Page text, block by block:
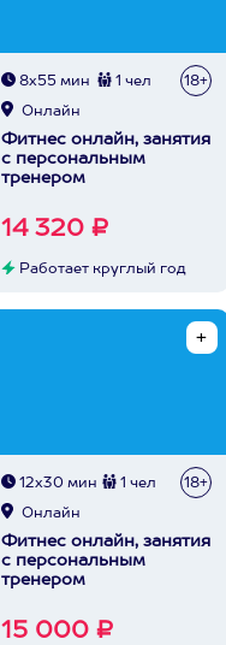
8х55 мин 1 чел 18+
Онлайн
Фитнес онлайн, занятия
с персональным
тренером
14 320 ₽
Работает круглый год
12х30 мин 1 чел 18+
Онлайн
Фитнес онлайн, занятия
с персональным
тренером
15 000 ₽